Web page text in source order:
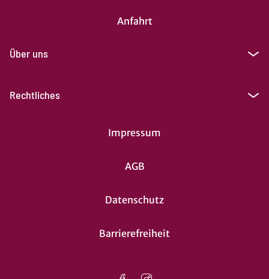
Anfahrt
Über uns
Rechtliches
Impressum
AGB
Datenschutz
Barrierefreiheit